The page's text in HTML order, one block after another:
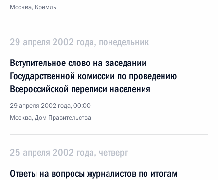
Москва, Кремль
29 апреля 2002 года, понедельник
Вступительное слово на заседании
Государственной комиссии по проведению
Всероссийской переписи населения
29 апреля 2002 года, 00:00
Москва, Дом Правительства
25 апреля 2002 года, четверг
Ответы на вопросы журналистов по итогам